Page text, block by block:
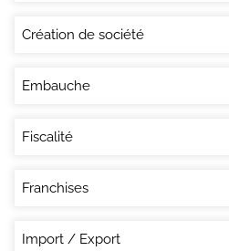
Création de société
Embauche
Fiscalité
Franchises
Import / Export